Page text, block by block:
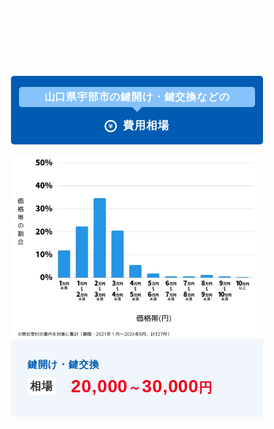
山口県宇部市の鍵開け・鍵交換などの
費用相場
鍵開け・鍵交換
相場 20,000 ～30,000 円